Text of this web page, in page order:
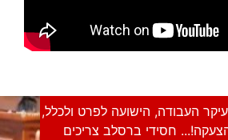
העבודה, הישועה לפרט ולכלל,
חסידי ברסלב צריכים